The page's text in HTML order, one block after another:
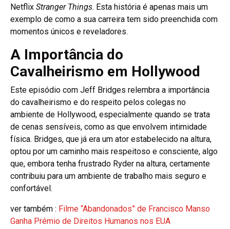
Netflix Stranger Things. Esta história é apenas mais um
exemplo de como a sua carreira tem sido preenchida com
momentos únicos e reveladores.
A Importância do
Cavalheirismo em Hollywood
Este episódio com Jeff Bridges relembra a importância
do cavalheirismo e do respeito pelos colegas no
ambiente de Hollywood, especialmente quando se trata
de cenas sensíveis, como as que envolvem intimidade
física. Bridges, que já era um ator estabelecido na altura,
optou por um caminho mais respeitoso e consciente, algo
que, embora tenha frustrado Ryder na altura, certamente
contribuiu para um ambiente de trabalho mais seguro e
confortável.
ver também : Filme “Abandonados” de Francisco Manso
Ganha Prémio de Direitos Humanos nos EUA